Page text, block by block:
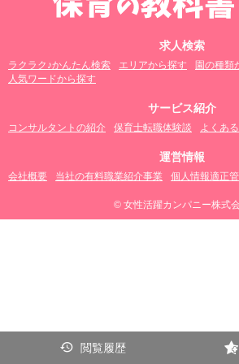
求人検索
ラクラク♪かんたん検索 エリアから探す
園の種類
人気ワードから探す
サービス紹介
コンサルタントの紹介 保育士転職体験談 よくあ
運営情報
会社概要 当社の有料職業紹介事業 個人情報適正
© 女性活躍カンパニー株式
閲覧履歴